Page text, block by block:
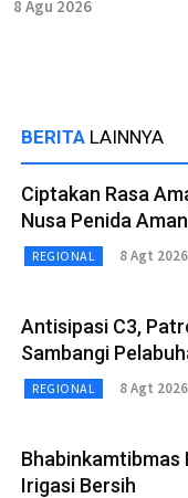
8 Agu 2026
BERITA LAINNYA
Ciptakan Rasa
Nusa Penida
REGIONAL 8 Agt 2026
Antisipasi C3,
Sambangi
REGIONAL 8 Agt 2026
Bhabinkamtibmas
Irigasi Bersih